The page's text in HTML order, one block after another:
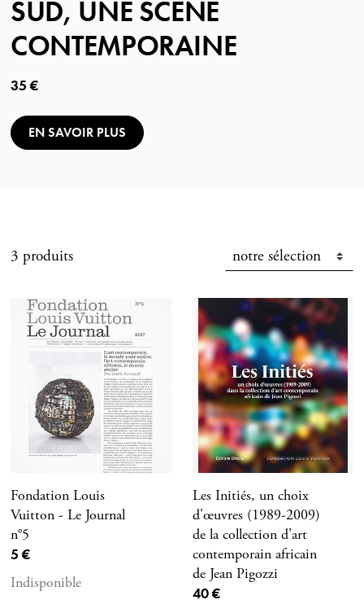
SUD, UNE SCÈNE
CONTEMPORAINE
Prix ​​actuel
35 €
EN SAVOIR PLUS
3 produits
Fondation Louis
Vuitton - Le Journal
n°5
Prix ​​actuel
5 €
Indisponible
Les Initiés, un choix
d'œuvres (1989-2009)
de la collection d'art
contemporain africain
de Jean Pigozzi
Prix ​​actuel
40 €